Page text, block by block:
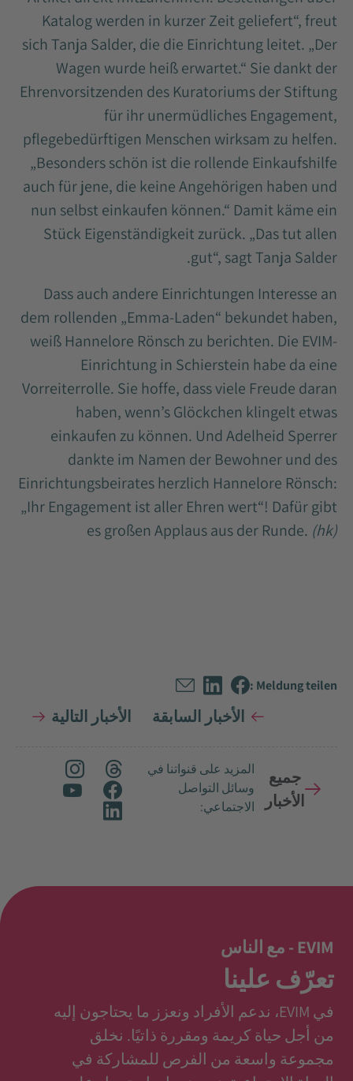
Katalog werden in kurzer Zeit geliefert“, freut
sich Tanja Salder, die die Einrichtung leitet. „Der
Wagen wurde heiß erwartet.“ Sie dankt der
Ehrenvorsitzenden des Kuratoriums der Stiftung
für ihr unermüdliches Engagement,
pflegebedürftigen Menschen wirksam zu helfen.
„Besonders schön ist die rollende Einkaufshilfe
auch für jene, die keine Angehörigen haben und
nun selbst einkaufen können.“ Damit käme ein
Stück Eigenständigkeit zurück. „Das tut allen
gut“, sagt Tanja Salder.
Dass auch andere Einrichtungen Interesse an
dem rollenden „Emma-Laden“ bekundet haben,
weiß Hannelore Rönsch zu berichten. Die EVIM-
Einrichtung in Schierstein habe da eine
Vorreiterrolle. Sie hoffe, dass viele Freude daran
haben, wenn’s Glöckchen klingelt etwas
einkaufen zu können. Und Adelheid Sperrer
dankte im Namen der Bewohner und des
Einrichtungsbeirates herzlich Hannelore Rönsch:
„Ihr Engagement ist aller Ehren wert“! Dafür gibt
es großen Applaus aus der Runde. (hk)
Meldung teilen :
الأخبار السابقة الأخبار التالية
جميع
الأخبار
المزيد على قنواتنا في
وسائل التواصل
الاجتماعي:
EVIM - مع الناس
تعرّف علينا
في EVIM، ندعم الأفراد ونعزز ما يحتاجون إليه
من أجل حياة كريمة ومقررة ذاتيًا. نخلق
مجموعة واسعة من الفرص للمشاركة في